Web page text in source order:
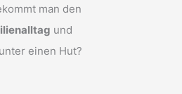
man den
und
unter einen Hut?